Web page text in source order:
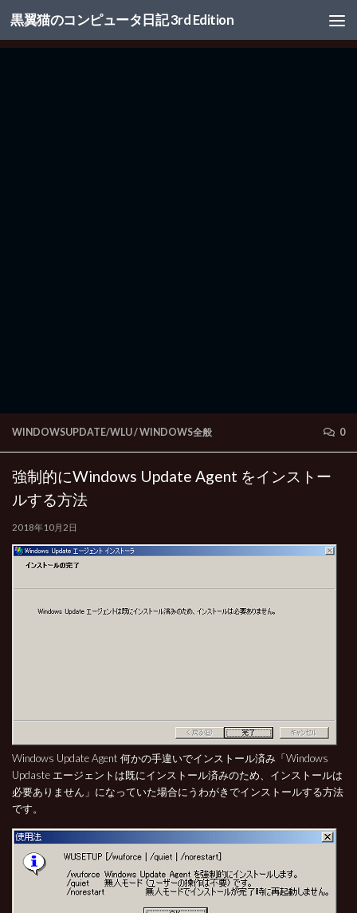
コンテンツへスキップ
黒翼猫のコンピュータ日記 3rd Edition
WINDOWSUPDATE/WLU/WINDOWS全般 0
強制的にWindows Update Agent をインストー
ルする方法
2018年10月2日
Windows Update Agent 何かの手違いでインストール済み「Windows
Updaste エージェントは既にインストール済みのため、インストールは
必要ありません」になっていた場合にうわがきでインストールする方法
です。